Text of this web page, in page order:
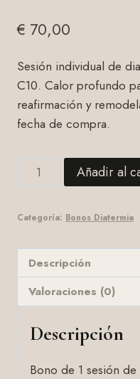
€ 70,00
Sesión individual de
C10. Calor profundo
reafirmación y
fecha de compra.
Sesión
Diatermia
cantidad
Añadir al
Categoría: Bonos Diatermia
Descripción
Valoraciones (0)
Descripción
Bono de 1 sesión